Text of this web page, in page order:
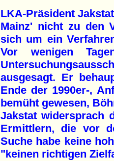
LKA-Präsident
Mainz' nicht zu den
sich um ein
Vor wenigen
ausgesagt. Er
Ende der 1990er-,
bemüht gewesen,
Jakstat widersprach
Ermittlern, die vor
Suche habe keine
"keinen richtigen